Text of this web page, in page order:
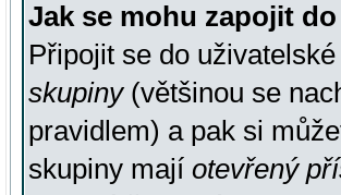
Jak se mohu zapojit
Připojit se do
skupiny(většinou se
pravidlem) a pak si
skupiny mají otevřený